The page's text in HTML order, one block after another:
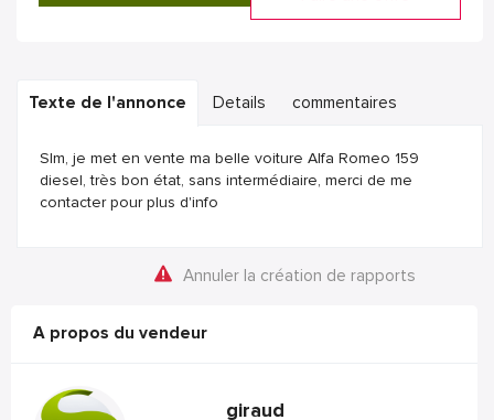
Texte de l'annonce Details commentaires
Slm, je met en vente ma belle voiture Alfa Romeo 159
diesel, très bon état, sans intermédiaire, merci de me
contacter pour plus d'info
Annuler la création de rapports
A propos du vendeur
giraud